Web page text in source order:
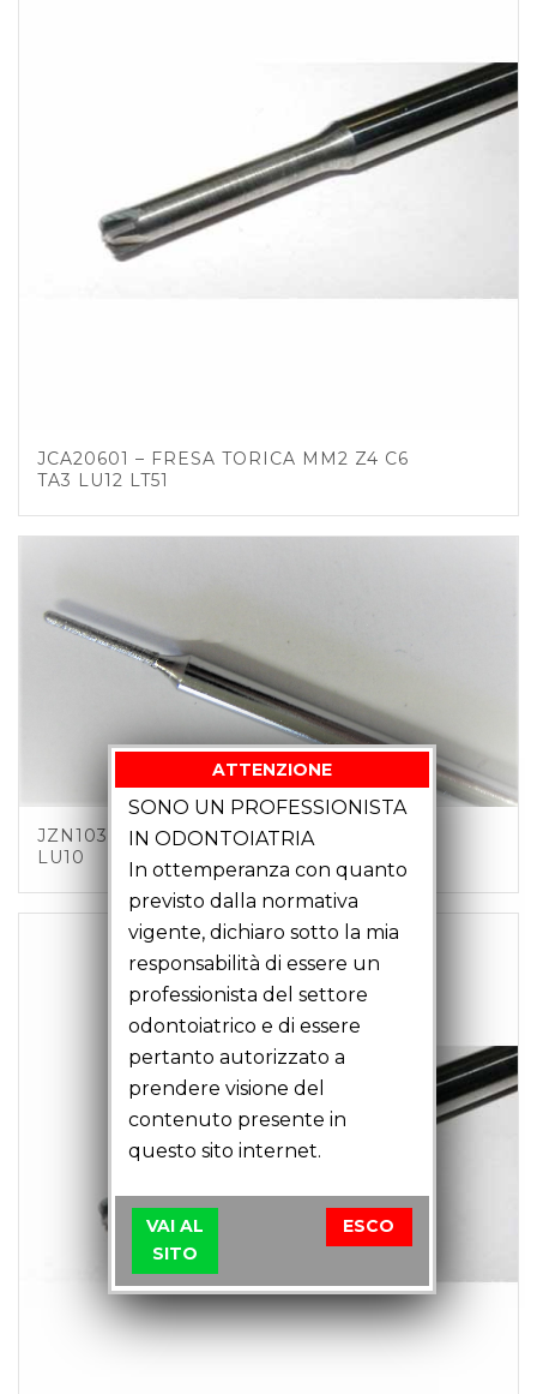
JCA20601 – FRESA TORICA MM2 Z4 C6
TA3 LU12 LT51
JZN10301 – MOLA SFERICA D1 C3 LT43
LU10
ATTENZIONE
SONO UN PROFESSIONISTA
IN ODONTOIATRIA
In ottemperanza con quanto
previsto dalla normativa
vigente, dichiaro sotto la mia
responsabilità di essere un
professionista del settore
odontoiatrico e di essere
pertanto autorizzato a
prendere visione del
contenuto presente in
questo sito internet.
VAI AL
SITO
ESCO